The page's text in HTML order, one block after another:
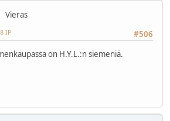
Vieras
#506
IP
on H.Y.L.:n siemeniä.